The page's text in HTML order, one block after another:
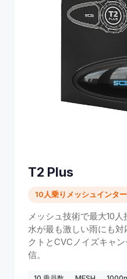
T2 Plus
10人乗りメッシュインタ
メッシュ技術で最大10
水が最も激しい雨にも
クトとCVCノイズキャ
信。